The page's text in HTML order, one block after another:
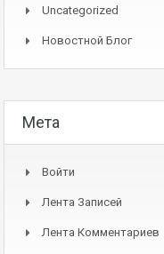
Uncategorized
Новостной Блог
Мета
Войти
Лента Записей
Лента Комментариев